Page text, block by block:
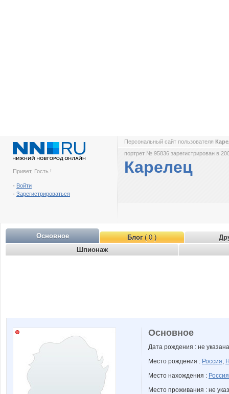
Привет, Гость !
- Войти
- Зарегистрироваться
Персональный сайт пользователя
портрет № 95836 зарегистрирован в
Карелец
Основное Блог( 0 )
Шпионаж
Основное
Дата рождения : не указана
Место рождения : Россия,
Место нахождения : Россия
Место проживания : не